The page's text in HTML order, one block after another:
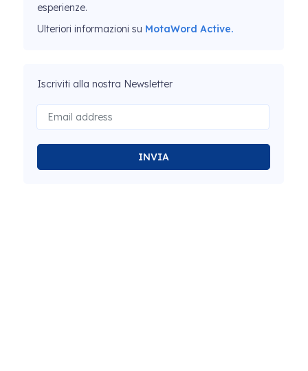
esperienze.
Ulteriori informazioni su MotaWord Active.
Iscriviti alla nostra Newsletter
INVIA